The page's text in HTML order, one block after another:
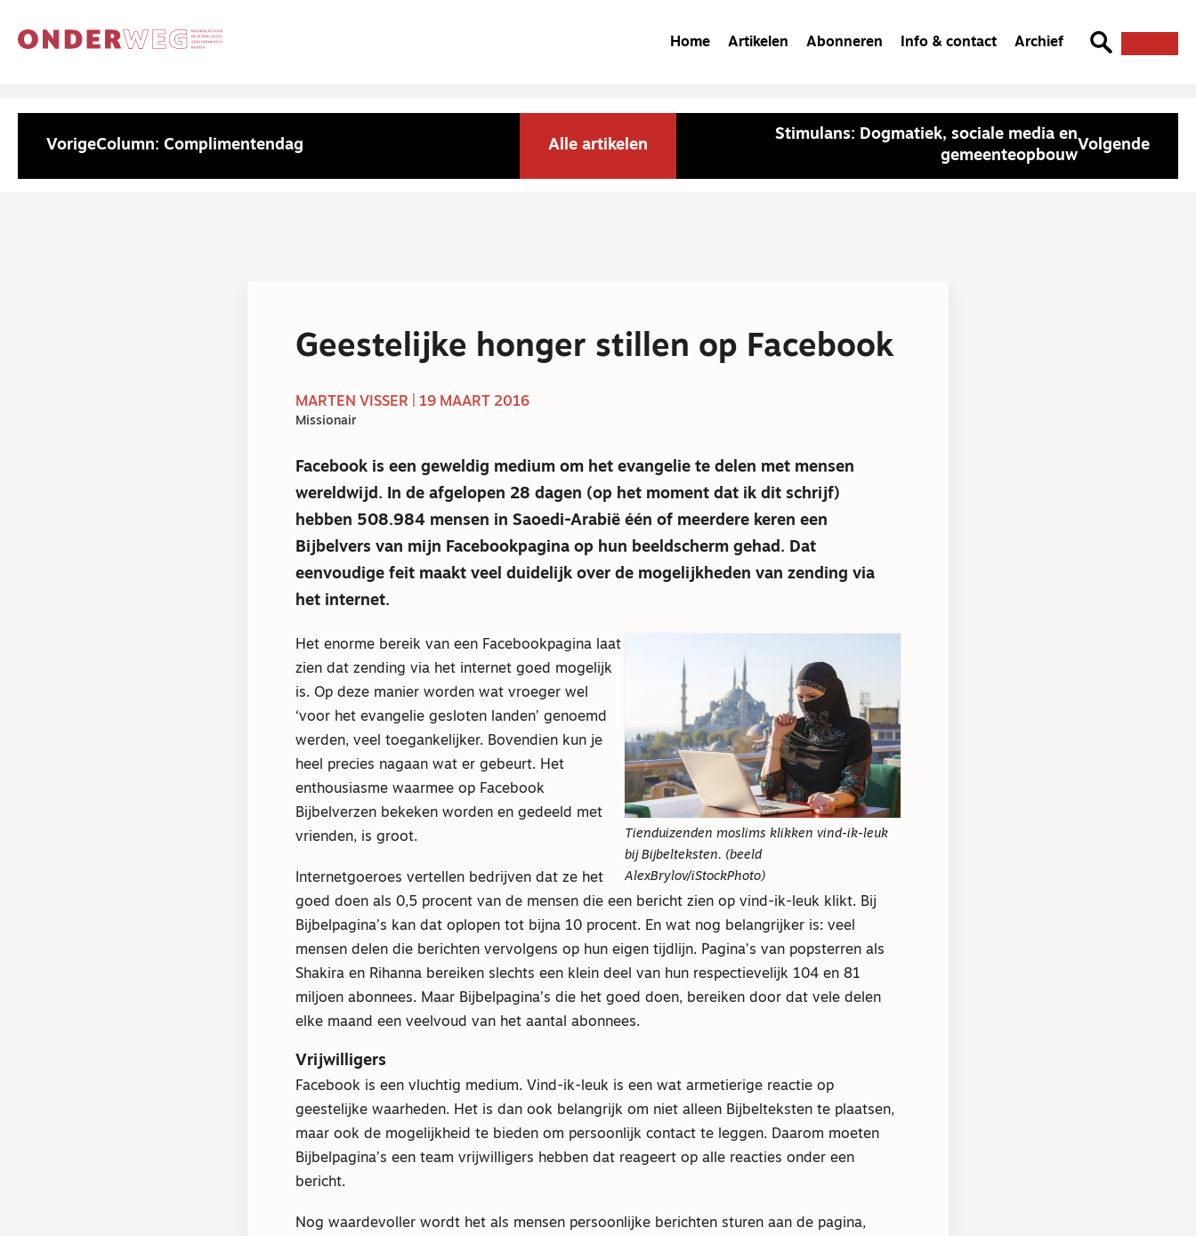
Home Artikelen Abonneren Info & contact Archief
VorigeColumn: Complimentendag Alle artikelen
Stimulans: Dogmatiek, sociale media en
gemeenteopbouw
Volgende
Geestelijke honger stillen op Facebook
MARTEN VISSER | 19 MAART 2016
Missionair
Facebook is een geweldig medium om het evangelie te delen met mensen
wereldwijd. In de afgelopen 28 dagen (op het moment dat ik dit schrijf)
hebben 508.984 mensen in Saoedi-Arabië één of meerdere keren een
Bijbelvers van mijn Facebookpagina op hun beeldscherm gehad. Dat
eenvoudige feit maakt veel duidelijk over de mogelijkheden van zending via
het internet.
Tienduizenden moslims klikken vind-ik-leuk
bij Bijbelteksten. (beeld
AlexBrylov/iStockPhoto)
Het enorme bereik van een Facebookpagina laat
zien dat zending via het internet goed mogelijk
is. Op deze manier worden wat vroeger wel
‘voor het evangelie gesloten landen’ genoemd
werden, veel toegankelijker. Bovendien kun je
heel precies nagaan wat er gebeurt. Het
enthousiasme waarmee op Facebook
Bijbelverzen bekeken worden en gedeeld met
vrienden, is groot.
Internetgoeroes vertellen bedrijven dat ze het
goed doen als 0,5 procent van de mensen die een bericht zien op vind-ik-leuk klikt. Bij
Bijbelpagina’s kan dat oplopen tot bijna 10 procent. En wat nog belangrijker is: veel
mensen delen die berichten vervolgens op hun eigen tijdlijn. Pagina’s van popsterren als
Shakira en Rihanna bereiken slechts een klein deel van hun respectievelijk 104 en 81
miljoen abonnees. Maar Bijbelpagina’s die het goed doen, bereiken door dat vele delen
elke maand een veelvoud van het aantal abonnees.
Vrijwilligers
Facebook is een vluchtig medium. Vind-ik-leuk is een wat armetierige reactie op
geestelijke waarheden. Het is dan ook belangrijk om niet alleen Bijbelteksten te plaatsen,
maar ook de mogelijkheid te bieden om persoonlijk contact te leggen. Daarom moeten
Bijbelpagina’s een team vrijwilligers hebben dat reageert op alle reacties onder een
bericht.
Nog waardevoller wordt het als mensen persoonlijke berichten sturen aan de pagina,